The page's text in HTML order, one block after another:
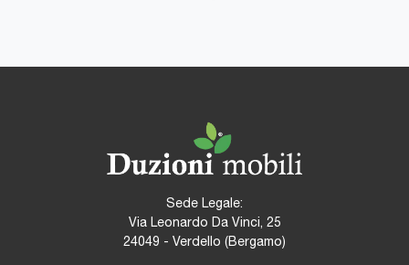
Sede Legale:
Via Leonardo Da Vinci, 25
24049 - Verdello (Bergamo)